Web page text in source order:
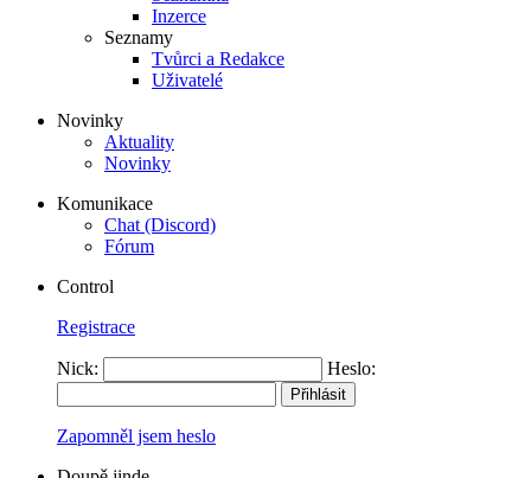
Inzerce
Seznamy
Tvůrci a Redakce
Uživatelé
Novinky
Aktuality
Novinky
Komunikace
Chat (Discord)
Fórum
Control
Registrace
Nick: Heslo:
Zapomněl jsem heslo